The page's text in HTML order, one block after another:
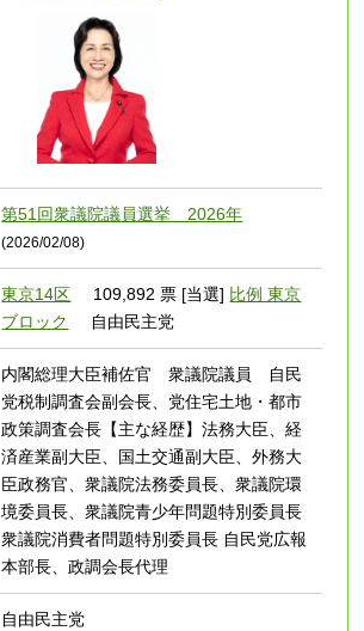
第51回衆議院議員選挙 2026年
(2026/02/08)
東京14区 109,892 票 [当選] 比例 東京
ブロック
自由民主党
内閣総理大臣補佐官 衆議院議員 自民
党税制調査会副会長、党住宅土地・都市
政策調査会長【主な経歴】法務大臣、経
済産業副大臣、国土交通副大臣、外務大
臣政務官、衆議院法務委員長、衆議院環
境委員長、衆議院青少年問題特別委員長
衆議院消費者問題特別委員長 自民党広報
本部長、政調会長代理
自由民主党